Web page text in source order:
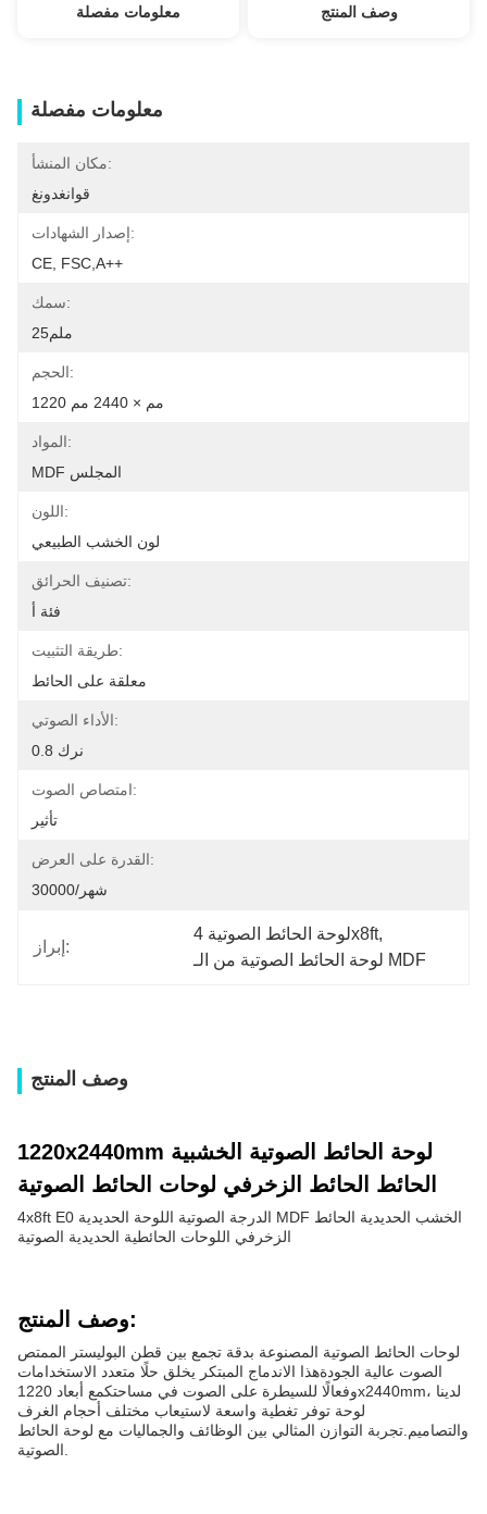
معلومات مفصلة وصف المنتج
معلومات مفصلة
مكان المنشأ:
قوانغدونغ
إصدار الشهادات:
CE, FSC,A++
سمك:
25ملم
الحجم:
1220 مم × 2440 مم
المواد:
MDF المجلس
اللون:
لون الخشب الطبيعي
تصنيف الحرائق:
فئة أ
طريقة التثبيت:
معلقة على الحائط
الأداء الصوتي:
نرك 0.8
امتصاص الصوت:
تأثير
القدرة على العرض:
30000/شهر
إبراز:
لوحة الحائط الصوتية 4x8ft,
لوحة الحائط الصوتية من الـ MDF
وصف المنتج
1220x2440mm لوحة الحائط الصوتية الخشبية
الحائط الحائط الزخرفي لوحات الحائط الصوتية
4x8ft E0 الدرجة الصوتية اللوحة الحديدية MDF الخشب الحديدية الحائط
الزخرفي اللوحات الحائطية الحديدية الصوتية
وصف المنتج:
لوحات الحائط الصوتية المصنوعة بدقة تجمع بين قطن البوليستر الممتص
الصوت عالية الجودةهذا الاندماج المبتكر يخلق حلًا متعدد الاستخدامات
وفعالًا للسيطرة على الصوت في مساحتكمع أبعاد 1220x2440mm، لدينا
لوحة توفر تغطية واسعة لاستيعاب مختلف أحجام الغرف
والتصاميم.تجربة التوازن المثالي بين الوظائف والجماليات مع لوحة الحائط